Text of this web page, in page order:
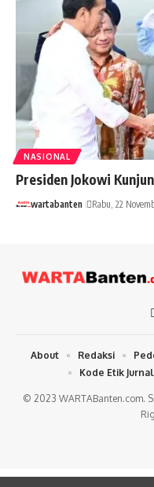
NASIONAL
Presiden Jokowi
wartabanten Rabu, 22
© 2023 WARTABanten.com.
About Redaksi
Kode Etik